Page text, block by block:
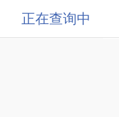
正在查询中